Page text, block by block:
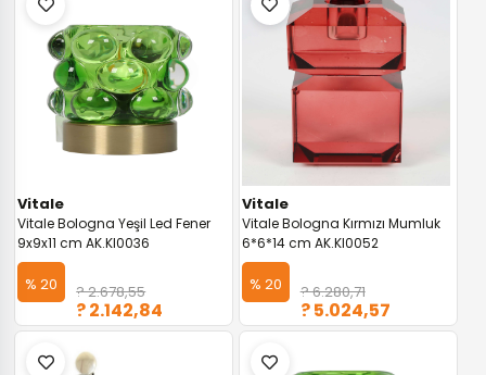
Vitale
Vitale Bologna Yeşil Led Fener
9x9x11 cm AK.KI0036
% 20 ? 2.678,55
? 2.142,84
Vitale
Vitale Bologna Kırmızı Mumluk
6*6*14 cm AK.KI0052
% 20 ? 6.280,71
? 5.024,57